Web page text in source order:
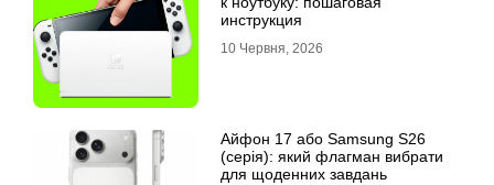
инструкция
10 Червня, 2026
Айфон 17 або Samsung S26
(серія): який флагман вибрати
для щоденних завдань